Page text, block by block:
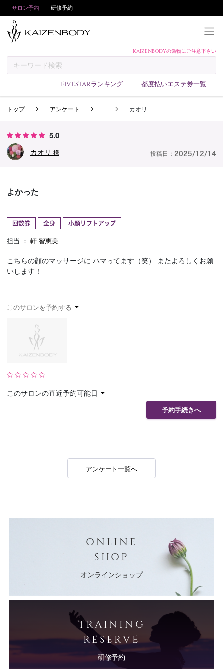
サロン予約 研修予約
KAIZENBODYの偽物にご注意下さい
FIVESTARランキング 都度払いエステ券一覧
予約方法
サロンランキング
予約確認
お問い合わせ
トップ アンケート カオリ
5.0
カオリ 様 投稿日： 2025/12/14
よかった
回数券 全身 小顔リフトアップ
担当 ： 軒 智恵美
こちらの顔のマッサージに ハマってます（笑） またよろしくお願
いします！
このサロンを予約する
このサロンの直近予約可能日
予約手続きへ
アンケート一覧へ
ONLINE
SHOP
オンラインショップ
TRAINING
RESERVE
研修予約